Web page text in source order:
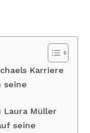
Karriere
seine
Laura Müller
seine